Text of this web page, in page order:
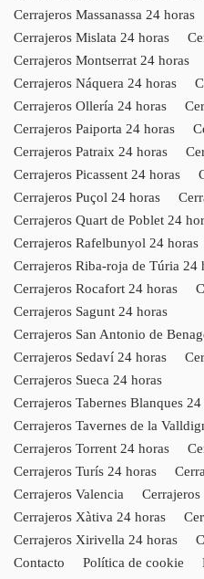
Cerrajeros Massanassa 24 horas
Cerrajeros Mislata 24 horas
Cerrajeros Montserrat 24 horas
Cerrajeros Náquera 24 horas
Cerrajeros Ollería 24 horas
Cerrajeros Paiporta 24 horas
Cerrajeros Patraix 24 horas
Cerrajeros Picassent 24 horas
Cerrajeros Puçol 24 horas
Cerrajeros Quart de Poblet 24
Cerrajeros Rafelbunyol 24 horas
Cerrajeros Riba-roja de Túria 24
Cerrajeros Rocafort 24 horas
Cerrajeros Sagunt 24 horas
Cerrajeros San Antonio de
Cerrajeros Sedaví 24 horas
Cerrajeros Sueca 24 horas
Cerrajeros Tabernes Blanques
Cerrajeros Tavernes de la
Cerrajeros Torrent 24 horas
Cerrajeros Turís 24 horas
Cerrajeros Valencia
Cerrajeros Xàtiva 24 horas
Cerrajeros Xirivella 24 horas
Contacto
Política de cookie